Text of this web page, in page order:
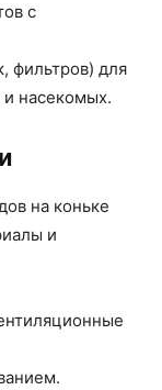
с
фильтров) для
насекомых.
на коньке
и